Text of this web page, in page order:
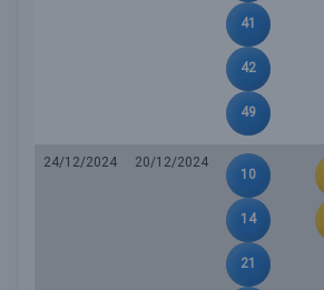
41
42
49
24/12/2024
20/12/2024
10
14
21